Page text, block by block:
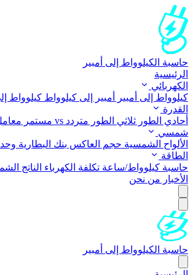
حاسبة الكيلوواط إلى أمبير
الرئيسية
الكهربائي
كيلوواط إلى أمبير
أمبير إلى كيلوواط كيلوواط
القدرة
أحادي الطور ثلاثي الطور متردد vs مستمر
شمسي
الألواح الشمسية حجم العاكس بنك البطارية
الطاقة
حاسبة كيلوواط/ساعة تكلفة الكهرباء الناتج
الأخبار من نحن
حاسبة الكيلوواط إلى أمبير